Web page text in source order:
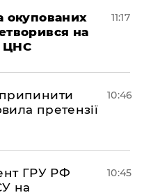
окупованих
на
ЦНС
11:17
претензії
10:46
ГРУ РФ
на
10:45